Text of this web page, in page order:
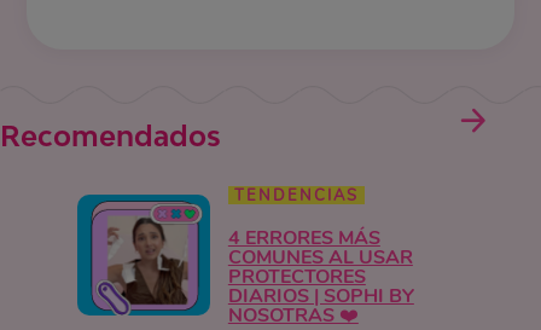
Recomendados
TENDENCIAS
4 ERRORES MÁS
COMUNES AL USAR
PROTECTORES
DIARIOS | SOPHI BY
NOSOTRAS ❤️